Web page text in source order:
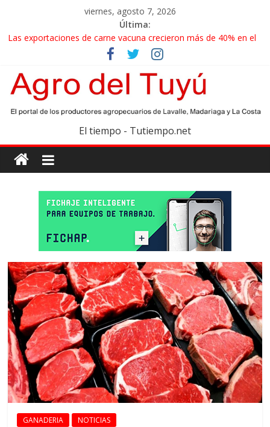
viernes, agosto 7, 2026
Última:
Las exportaciones de carne vacuna crecieron más de 40% en el
La miel, un motor de las economías regionales que enfrenta
nuevos desafíos para exportar
El gobierno bonaerense realizará un censo para actualizar el
mapa de la producción hortiflorícola
Las exportaciones agroindustriales anotaron un récord histórico
en el primer semestre
Maíz: estiman una cosecha récord de 71,5 millones de toneladas
El tiempo - Tutiempo.net
GANADERIA NOTICIAS